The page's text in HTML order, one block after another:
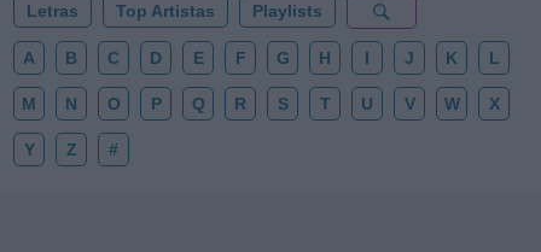
Letras Top Artistas Playlists
A B C D E F G H I J K L
M N O P Q R S T U V W X
Y Z #